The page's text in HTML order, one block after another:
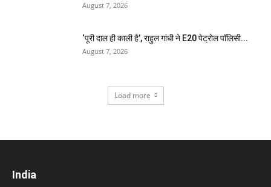
August 7, 2026
‘पूरी दाल ही काली है’, राहुल गांधी ने E20 पेट्रोल पॉलिसी...
August 7, 2026
Load more
India